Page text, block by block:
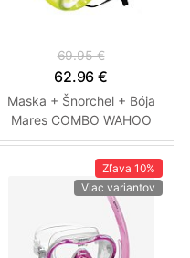
69.95 €
62.96 €
Maska + Šnorchel + Bója
Mares COMBO WAHOO
NEON - Šnorchlovací set s
Bójou
Zľava 10%
Viac variantov